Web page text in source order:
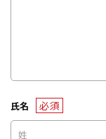
氏名 必須